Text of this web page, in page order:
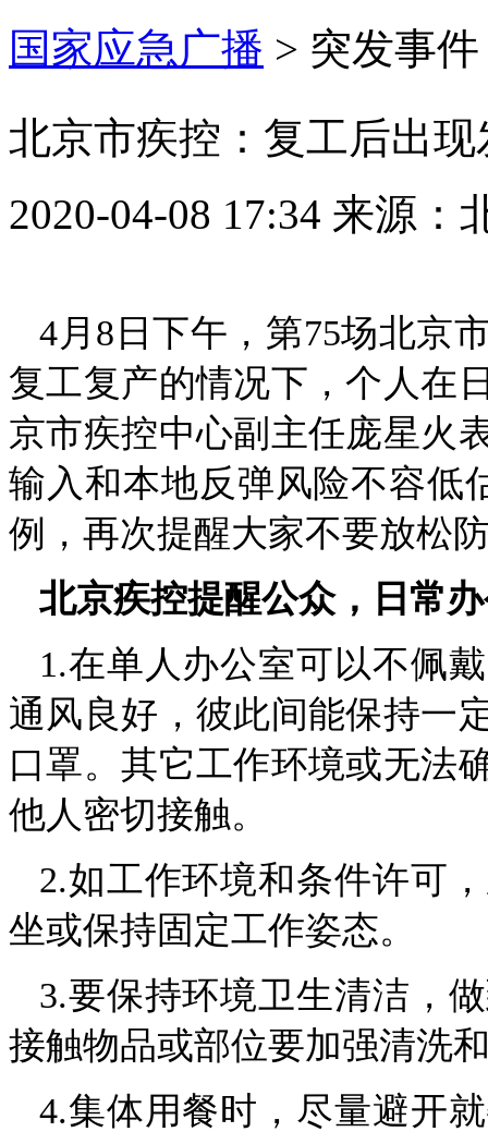
国家应急广播 > 突发事件
北京市疾控：复工后出
2020-04-08 17:34 来源：
4月8日下午，第75场北京
复工复产的情况下，个人在
京市疾控中心副主任庞星火
输入和本地反弹风险不容低
例，再次提醒大家不要放松
北京疾控提醒公众，日常
1.在单人办公室可以不佩
通风良好，彼此间能保持一
口罩。其它工作环境或无法
他人密切接触。
2.如工作环境和条件许可
坐或保持固定工作姿态。
3.要保持环境卫生清洁，
接触物品或部位要加强清洗
4.集体用餐时，尽量避开